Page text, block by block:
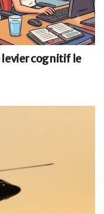
cognitif le